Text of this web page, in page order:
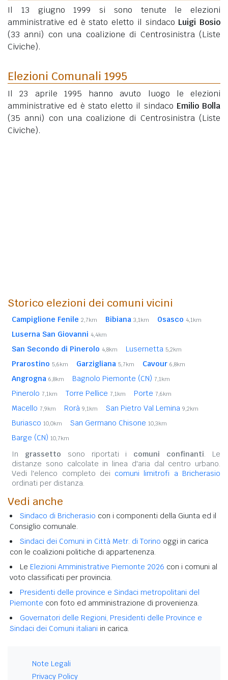
Il 13 giugno 1999 si sono tenute le elezioni
amministrative ed è stato eletto il sindaco Luigi Bosio
(33 anni) con una coalizione di Centrosinistra (Liste
Civiche).
Elezioni Comunali 1995
Il 23 aprile 1995 hanno avuto luogo le elezioni
amministrative ed è stato eletto il sindaco Emilio Bolla
(35 anni) con una coalizione di Centrosinistra (Liste
Civiche).
Storico elezioni dei comuni vicini
Campiglione Fenile 2,7km Bibiana 3,1km Osasco 4,1km
Luserna San Giovanni 4,4km
San Secondo di Pinerolo 4,8km Lusernetta 5,2km
Prarostino 5,6km Garzigliana 5,7km Cavour 6,8km
Angrogna 6,8km Bagnolo Piemonte (CN) 7,1km
Pinerolo 7,1km Torre Pellice 7,1km Porte 7,6km
Macello 7,9km Rorà 9,1km San Pietro Val Lemina 9,2km
Buriasco 10,0km San Germano Chisone 10,3km
Barge (CN) 10,7km
In grassetto sono riportati i comuni confinanti. Le
distanze sono calcolate in linea d'aria dal centro urbano.
Vedi l'elenco completo dei comuni limitrofi a Bricherasio
ordinati per distanza.
Vedi anche
Sindaco di Bricherasio con i componenti della Giunta ed il
Consiglio comunale.
Sindaci dei Comuni in Città Metr. di Torino oggi in carica
con le coalizioni politiche di appartenenza.
Le Elezioni Amministrative Piemonte 2026 con i comuni al
voto classificati per provincia.
Presidenti delle province e Sindaci metropolitani del
Piemonte con foto ed amministrazione di provenienza.
Governatori delle Regioni, Presidenti delle Province e
Sindaci dei Comuni italiani in carica.
Note Legali
Privacy Policy